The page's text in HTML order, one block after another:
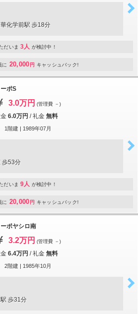
化学前駅 歩18分
だいま 3人 が検討中！
に 20,000 円 キャッシュバック!
ポS
3.0万円 (管理費 －)
6.0万円 /礼金 無料
1階建 | 1989年07月
歩53分
だいま 9人 が検討中！
に 20,000 円 キャッシュバック!
ポヤシロ南
3.2万円 (管理費 －)
6.4万円 /礼金 無料
2階建 | 1985年10月
歩31分